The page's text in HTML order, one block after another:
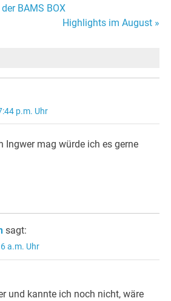
BAMS BOX
Highlights im August »
p.m. Uhr
Ingwer mag würde ich es gerne
sagt:
a.m. Uhr
und kannte ich noch nicht, wäre